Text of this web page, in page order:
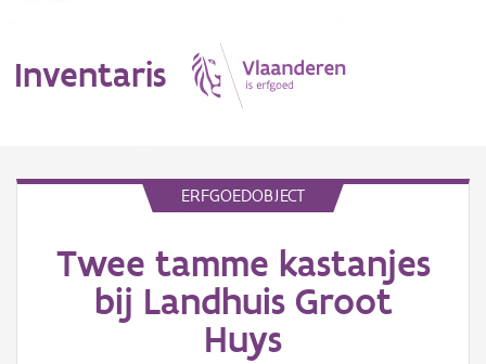
Inventaris
Erfgoedobject
Aanduidingsobject
ERFGOEDOBJECT
Twee tamme kastanjes
bij Landhuis Groot
Huys